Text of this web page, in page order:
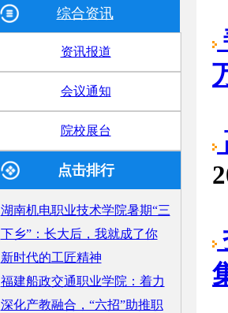
综合资讯
资讯报道
会议通知
院校展台
点击排行
湖南机电职业技术学院暑期“三
下乡”：长大后，我就成了你
新时代的工匠精神
福建船政交通职业学院：着力
深化产教融合，“六招”助推职